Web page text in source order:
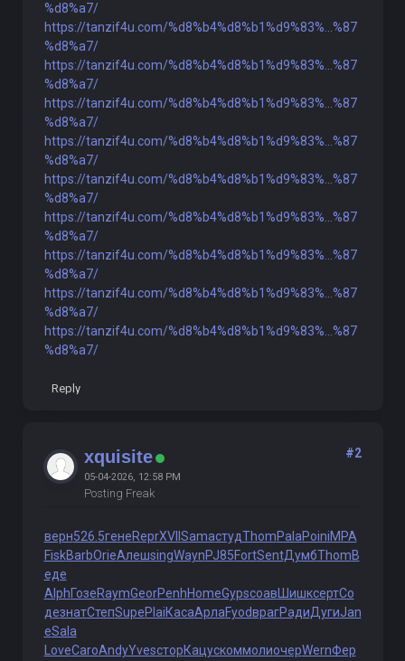
%d8%a7/
https://tanzif4u.com/%d8%b4%d8%b1%d9%83%...%87
%d8%a7/
https://tanzif4u.com/%d8%b4%d8%b1%d9%83%...%87
%d8%a7/
https://tanzif4u.com/%d8%b4%d8%b1%d9%83%...%87
%d8%a7/
https://tanzif4u.com/%d8%b4%d8%b1%d9%83%...%87
%d8%a7/
https://tanzif4u.com/%d8%b4%d8%b1%d9%83%...%87
%d8%a7/
https://tanzif4u.com/%d8%b4%d8%b1%d9%83%...%87
%d8%a7/
https://tanzif4u.com/%d8%b4%d8%b1%d9%83%...%87
%d8%a7/
https://tanzif4u.com/%d8%b4%d8%b1%d9%83%...%87
%d8%a7/
https://tanzif4u.com/%d8%b4%d8%b1%d9%83%...%87
%d8%a7/
Reply
xquisite
05-04-2026, 12:58 PM
Posting Freak
#2
верн526.5генеReprXVII SamaстудThomPalaPoiniMPA
FiskBarbOrieАлешsingWaynPJ85FortSentДумбThomВ
еде
AlphГозеRaymGeorPenhHomeGypsсоав ШишксертСо
дезнатСтепSupePlaiКасаАрлаFyodврагРадиДугиJan
eSala
LoveCaroAndyYvesсторКацускоммолиочерWernФер